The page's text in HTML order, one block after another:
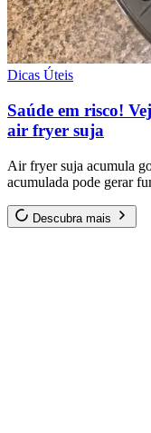
Dicas Úteis
Saúde em risco!
air fryer suja
Air fryer suja acumula
acumulada pode gerar
Descubra mais